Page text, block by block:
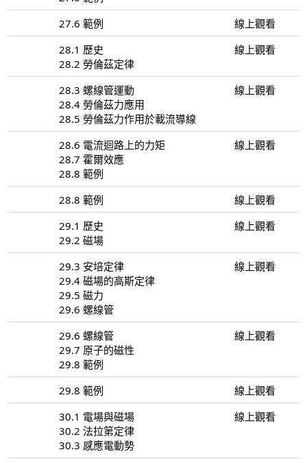
27.6 範例
線上觀看
28.1 歷史
28.2 勞倫茲定律
線上觀看
28.3 螺線管運動
28.4 勞倫茲力應用
28.5 勞倫茲力作用於載流導線
線上觀看
28.6 電流迴路上的力矩
28.7 霍爾效應
28.8 範例
線上觀看
28.8 範例
線上觀看
29.1 歷史
29.2 磁場
線上觀看
29.3 安培定律
29.4 磁場的高斯定律
29.5 磁力
29.6 螺線管
線上觀看
29.6 螺線管
29.7 原子的磁性
29.8 範例
線上觀看
29.8 範例
線上觀看
30.1 電場與磁場
30.2 法拉第定律
30.3 感應電動勢
線上觀看